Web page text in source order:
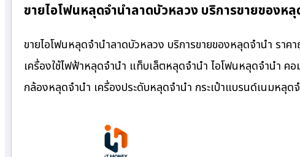
ขายไอโฟนหลุดจำนำลาดบัวหลวง บริการขายของหลุ
ขายไอโฟนหลุดจำนำลาดบัวหลวง บริการขายของหลุดจำนำ รา
เครื่องใช้ไฟฟ้าหลุดจำนำ แท็บเล็ตหลุดจำนำ ไอโฟนหลุดจำนำ ค
กล้องหลุดจำนำ เครื่องประดับหลุดจำนำ กระเป๋าแบรนด์เนมหลุ